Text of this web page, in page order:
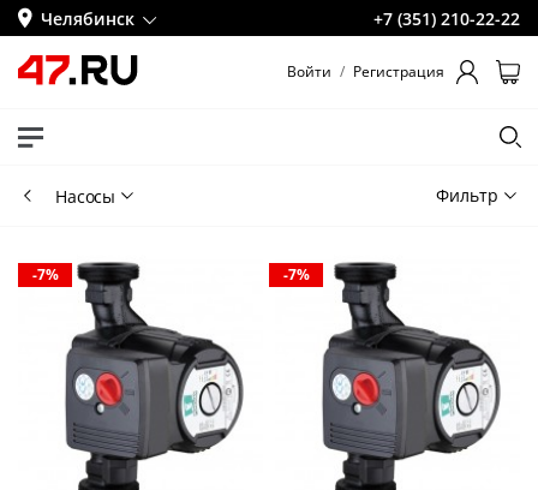
Челябинск +7 (351) 210-22-22
Войти / Регистрация
Насосы Фильтр
-7% -7%